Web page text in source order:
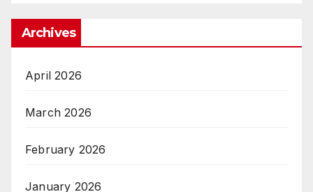
Archives
April 2026
March 2026
February 2026
January 2026